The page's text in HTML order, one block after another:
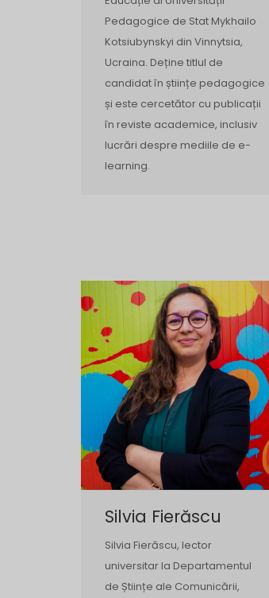
Pedagogice de Stat Mykhailo
Kotsiubynskyi din Vinnytsia,
Ucraina. Deține titlul de
candidat în științe pedagogice
și este cercetător cu publicații
în reviste academice, inclusiv
lucrări despre mediile de e-
learning.
Silvia Fierăscu
Silvia Fierăscu, lector
universitar la Departamentul
de Științe ale Comunicării,